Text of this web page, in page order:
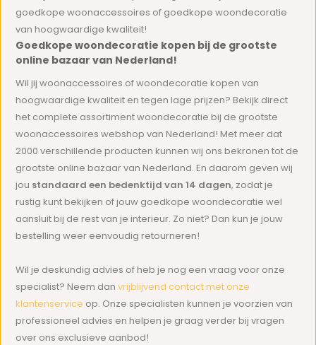
goedkope woonaccessoires of goedkope woondecoratie
van hoogwaardige kwaliteit!
Goedkope woondecoratie kopen bij de grootste
online bazaar van Nederland!
Wil jij woonaccessoires of woondecoratie kopen van
hoogwaardige kwaliteit en tegen lage prijzen? Bekijk direct
het complete assortiment woondecoratie bij de grootste
woonaccessoires webshop van Nederland! Met meer dat
2000 verschillende producten kunnen wij ons bekronen tot de
grootste online bazaar van Nederland. En daarom geven wij
jou standaard een bedenktijd van 14 dagen, zodat je
rustig kunt bekijken of jouw goedkope woondecoratie wel
aansluit bij de rest van je interieur. Zo niet? Dan kun je jouw
bestelling weer eenvoudig retourneren!
Wil je deskundig advies of heb je nog een vraag voor onze
specialist? Neem danvrijblijvend contact met onze
klantenservice op. Onze specialisten kunnen je voorzien van
professioneel advies en helpen je graag verder bij vragen
over ons exclusieve aanbod!